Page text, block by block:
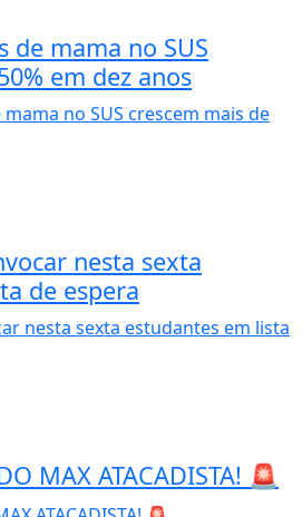
de mama no SUS
em dez anos
nesta sexta
de espera
MAX ATACADISTA! 🚨